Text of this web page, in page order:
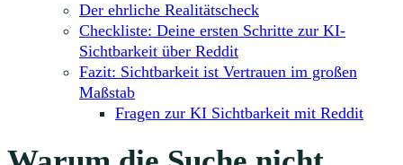
Der ehrliche Realitätscheck
Checkliste: Deine ersten Schritte zur KI-
Sichtbarkeit über Reddit
Fazit: Sichtbarkeit ist Vertrauen im großen
Maßstab
Fragen zur KI Sichtbarkeit mit Reddit